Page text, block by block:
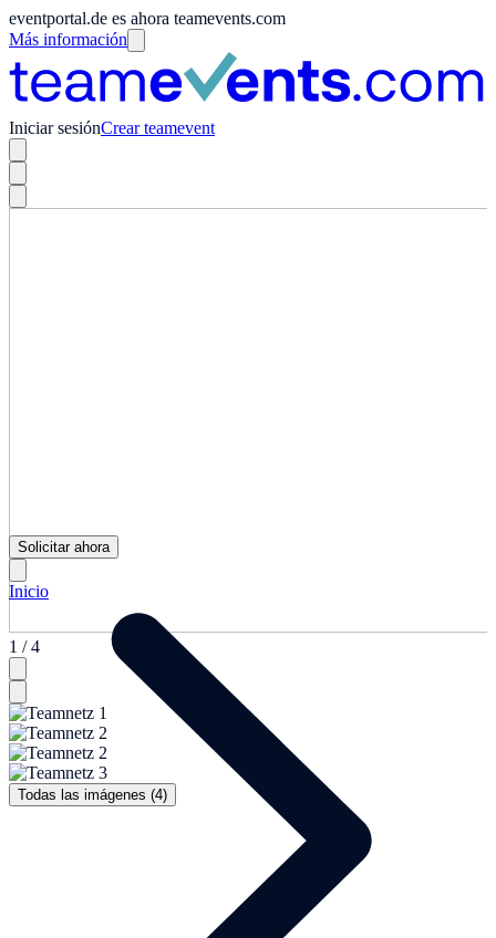
eventportal.de es ahora teamevents.com
Más información
Iniciar sesiónCrear teamevent
1 / 4
Todas las imágenes (4)
Solicitar ahora
Inicio